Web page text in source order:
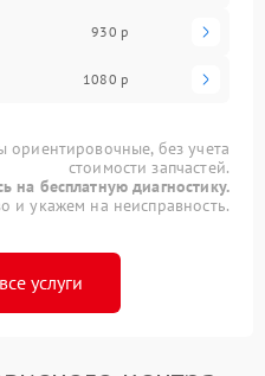
930 р
1080 р
ориентировочные, без учета
стоимости запчастей.
на бесплатную диагностику.
и укажем на неисправность.
услуги